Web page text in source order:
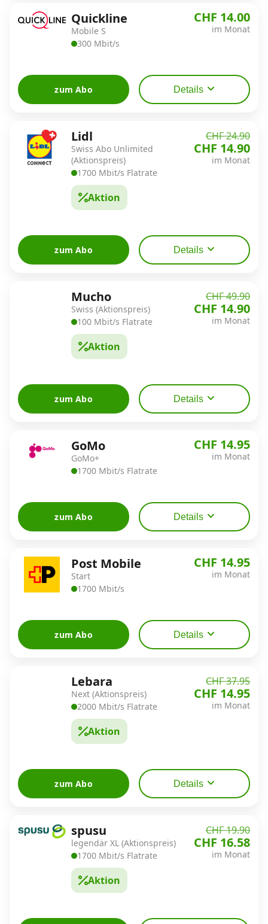
Quickline
Mobile S
300 Mbit/s
CHF 14.00
im Monat
zum Abo Details
Lidl
Swiss Abo Unlimited
(Aktionspreis)
1700 Mbit/s Flatrate
Aktion
CHF 24.90
CHF 14.90
im Monat
zum Abo Details
Mucho
Swiss (Aktionspreis)
100 Mbit/s Flatrate
Aktion
CHF 49.90
CHF 14.90
im Monat
zum Abo Details
GoMo
GoMo+
1700 Mbit/s Flatrate
CHF 14.95
im Monat
zum Abo Details
Post Mobile
Start
1700 Mbit/s
CHF 14.95
im Monat
zum Abo Details
Lebara
Next (Aktionspreis)
2000 Mbit/s Flatrate
Aktion
CHF 37.95
CHF 14.95
im Monat
zum Abo Details
spusu
legendär XL (Aktionspreis)
1700 Mbit/s Flatrate
Aktion
CHF 19.90
CHF 16.58
im Monat